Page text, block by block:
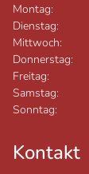
Montag:
Dienstag:
Mittwoch:
Donnerstag:
Freitag:
Samstag:
Sonntag:
Kontakt